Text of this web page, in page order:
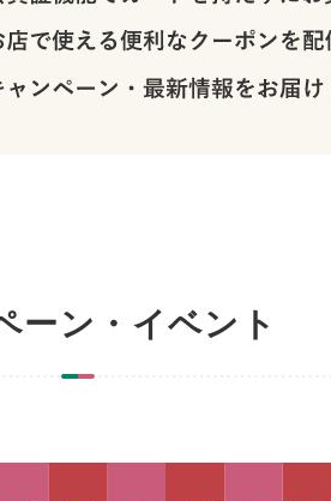
ーン・イベント